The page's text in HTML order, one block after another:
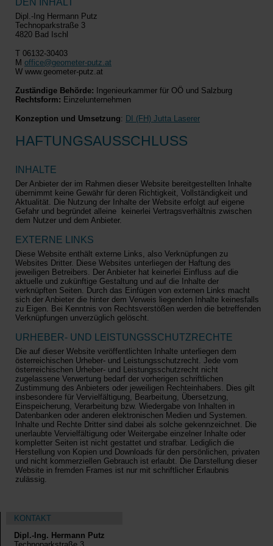
DEN INHALT
Dipl.-Ing Hermann Putz
Technoparkstraße 3
4820 Bad Ischl
T 06132-30403
M office@geometer-putz.at
W www.geometer-putz.at
Zuständige Behörde: Ingenieurkammer für OÖ und Salzburg
Rechtsform: Einzelunternehmen
Konzeption und Umsetzung: DI (FH) Jutta Laserer
HAFTUNGSAUSSCHLUSS
INHALTE
Der Anbieter der im Rahmen dieser Website bereitgestellten Inhalte
übernimmt keine Gewähr für deren Richtigkeit, Vollständigkeit und
Aktualität. Die Nutzung der Inhalte der Website erfolgt auf eigene
Gefahr und begründet alleine keinerlei Vertragsverhältnis zwischen
dem Nutzer und dem Anbieter.
EXTERNE LINKS
Diese Website enthält externe Links, also Verknüpfungen zu
Websites Dritter. Diese Websites unterliegen der Haftung des
jeweiligen Betreibers. Der Anbieter hat keinerlei Einfluss auf die
aktuelle und zukünftige Gestaltung und auf die Inhalte der
verknüpften Seiten. Durch das Einfügen von externen Links macht
sich der Anbieter die hinter dem Verweis liegenden Inhalte keinesfalls
zu Eigen. Bei Kenntnis von Rechtsverstößen werden die betreffenden
Verknüpfungen unverzüglich gelöscht.
URHEBER- UND LEISTUNGSSCHUTZRECHTE
Die auf dieser Website veröffentlichten Inhalte unterliegen dem
österreichischen Urheber- und Leistungsschutzrecht. Jede vom
österreichischen Urheber- und Leistungsschutzrecht nicht
zugelassene Verwertung bedarf der vorherigen schriftlichen
Zustimmung des Anbieters oder jeweiligen Rechteinhabers. Dies gilt
insbesondere für Vervielfältigung, Bearbeitung, Übersetzung,
Einspeicherung, Verarbeitung bzw. Wiedergabe von Inhalten in
Datenbanken oder anderen elektronischen Medien und Systemen.
Inhalte und Rechte Dritter sind dabei als solche gekennzeichnet. Die
unerlaubte Vervielfältigung oder Weitergabe einzelner Inhalte oder
kompletter Seiten ist nicht gestattet und strafbar. Lediglich die
Herstellung von Kopien und Downloads für den persönlichen, privaten
und nicht kommerziellen Gebrauch ist erlaubt. Die Darstellung dieser
Website in fremden Frames ist nur mit schriftlicher Erlaubnis
zulässig.
KONTAKT
Dipl.-Ing. Hermann Putz